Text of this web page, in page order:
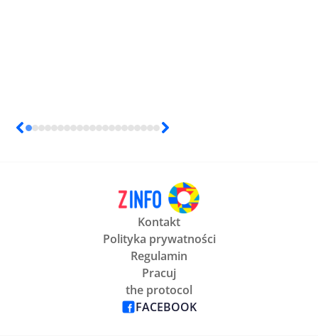
Kontakt
Polityka prywatności
Regulamin
Pracuj
the protocol
FACEBOOK